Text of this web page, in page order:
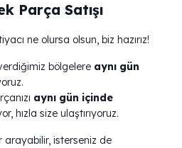
Parça Satışı
ne olursa olsun, biz hazırız!
bölgelere aynı gün
aynı gün içinde
hızla size ulaştırıyoruz.
arayabilir, isterseniz de